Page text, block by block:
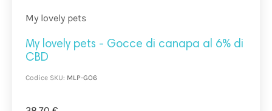
My lovely pets
My lovely pets - Gocce di canapa al 6% di
CBD
Codice SKU: MLP-GO6